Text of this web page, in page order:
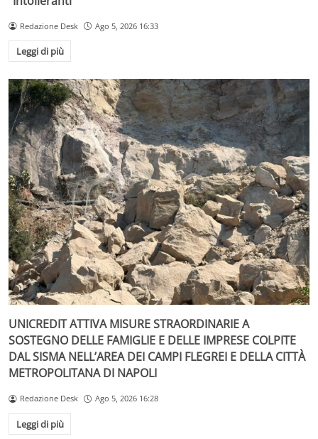
Redazione Desk Ago 5, 2026 16:33
Leggi di più
UNICREDIT ATTIVA MISURE STRAORDINARIE A
SOSTEGNO DELLE FAMIGLIE E DELLE IMPRESE COLPITE
DAL SISMA NELL’AREA DEI CAMPI FLEGREI E DELLA CITTÀ
METROPOLITANA DI NAPOLI
Redazione Desk Ago 5, 2026 16:28
Leggi di più